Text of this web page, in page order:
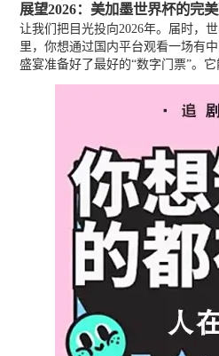
展望2026：美加墨世界杯的完
让我们把目光投向2026年。届时，
里，你想通过国内平台观看一场有
盛宴准备好了最好的“数字门票”。